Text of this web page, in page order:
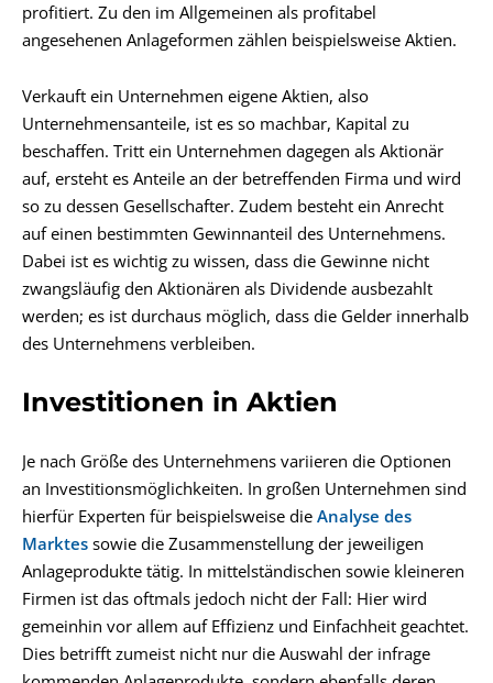
profitiert. Zu den im Allgemeinen als profitabel
angesehenen Anlageformen zählen beispielsweise Aktien.
Verkauft ein Unternehmen eigene Aktien, also
Unternehmensanteile, ist es so machbar, Kapital zu
beschaffen. Tritt ein Unternehmen dagegen als Aktionär
auf, ersteht es Anteile an der betreffenden Firma und wird
so zu dessen Gesellschafter. Zudem besteht ein Anrecht
auf einen bestimmten Gewinnanteil des Unternehmens.
Dabei ist es wichtig zu wissen, dass die Gewinne nicht
zwangsläufig den Aktionären als Dividende ausbezahlt
werden; es ist durchaus möglich, dass die Gelder innerhalb
des Unternehmens verbleiben.
Investitionen in Aktien
Je nach Größe des Unternehmens variieren die Optionen
an Investitionsmöglichkeiten. In großen Unternehmen sind
hierfür Experten für beispielsweise die Analyse des
Marktes sowie die Zusammenstellung der jeweiligen
Anlageprodukte tätig. In mittelständischen sowie kleineren
Firmen ist das oftmals jedoch nicht der Fall: Hier wird
gemeinhin vor allem auf Effizienz und Einfachheit geachtet.
Dies betrifft zumeist nicht nur die Auswahl der infrage